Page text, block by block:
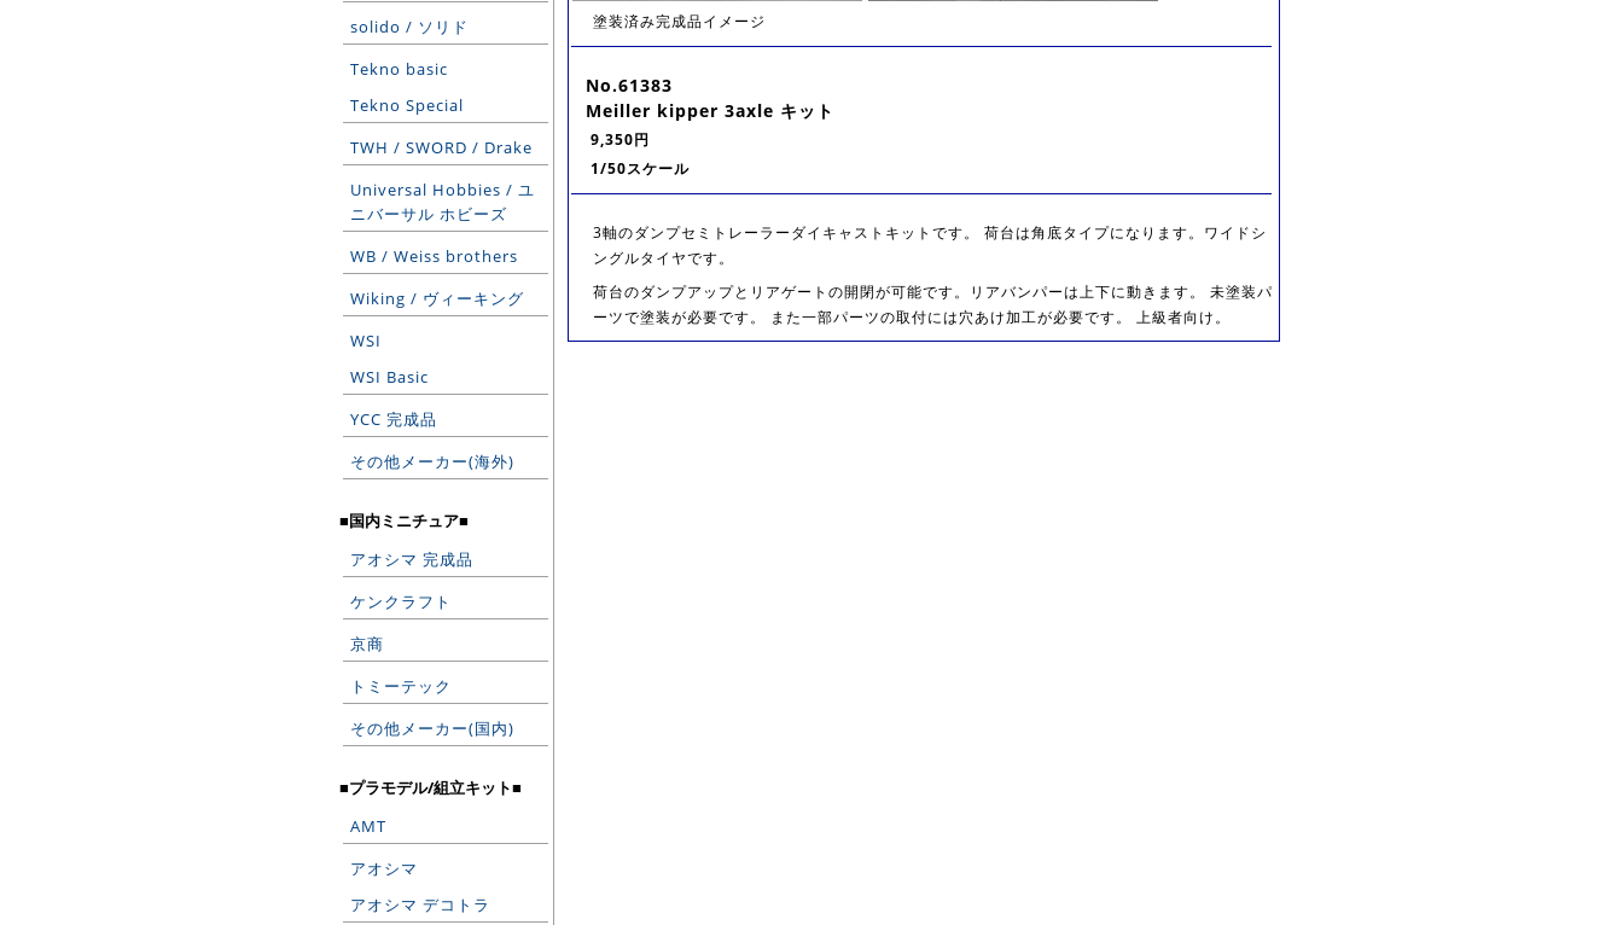
solido / ソリド
Tekno basic
Tekno Special
TWH / SWORD / Drake
Universal Hobbies / ユ
ニバーサル ホビーズ
WB / Weiss brothers
Wiking / ヴィーキング
WSI
WSI Basic
YCC 完成品
その他メーカー(海外)
■国内ミニチュア■
アオシマ 完成品
ケンクラフト
京商
トミーテック
その他メーカー(国内)
■プラモデル/組立キット■
AMT
アオシマ
アオシマ デコトラ
塗装済み完成品イメージ
No.61383
Meiller kipper 3axle キット
9,350円
1/50スケール
3軸のダンプセミトレーラーダイキャストキットです。 荷台は角底タイプになります。ワイドシ
ングルタイヤです。
荷台のダンプアップとリアゲートの開閉が可能です。リアバンパーは上下に動きます。 未塗装パ
ーツで塗装が必要です。 また一部パーツの取付には穴あけ加工が必要です。 上級者向け。